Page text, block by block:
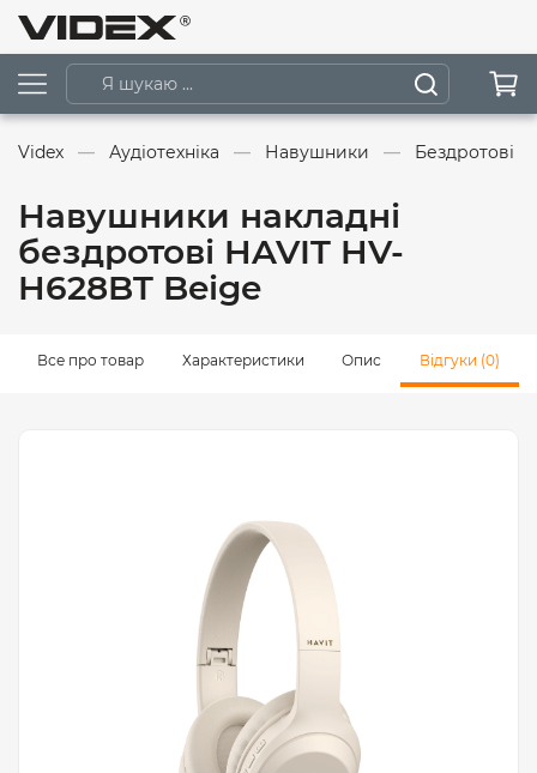
Videx Аудіотехніка Навушники Бездротові
Навушники накладні
бездротові HAVIT HV-
H628BT Beige
Все про товар Характеристики Опис Відгуки (0)